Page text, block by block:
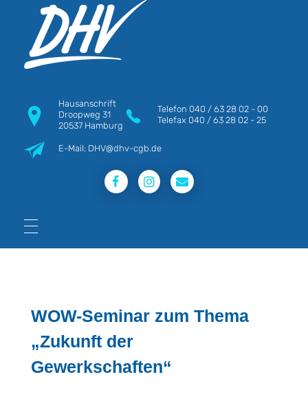
Hausanschrift
Droopweg 31
20537 Hamburg
Telefon 040 / 63 28 02 - 00
Telefax 040 / 63 28 02 - 25
E-Mail: DHV@dhv-cgb.de
WOW-Seminar zum Thema
„Zukunft der
Gewerkschaften“